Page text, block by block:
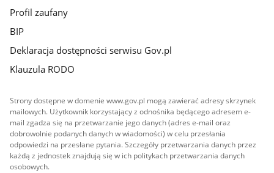
Profil zaufany
BIP
Deklaracja dostępności serwisu Gov.pl
Klauzula RODO
Strony dostępne w domenie www.gov.pl mogą zawierać adresy skrzynek
mailowych. Użytkownik korzystający z odnośnika będącego adresem e-
mail zgadza się na przetwarzanie jego danych (adres e-mail oraz
dobrowolnie podanych danych w wiadomości) w celu przesłania
odpowiedzi na przesłane pytania. Szczegóły przetwarzania danych przez
każdą z jednostek znajdują się w ich politykach przetwarzania danych
osobowych.